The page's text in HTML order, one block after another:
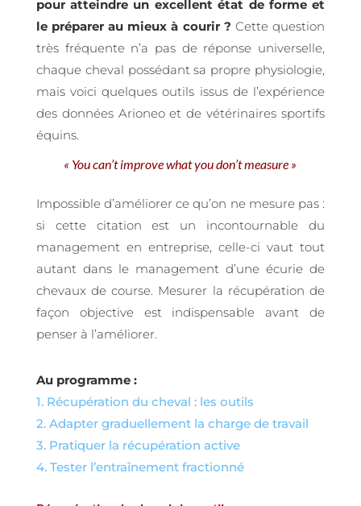
pour atteindre un excellent état de forme et
le préparer au mieux à courir ? Cette question
très fréquente n’a pas de réponse universelle,
chaque cheval possédant sa propre physiologie,
mais voici quelques outils issus de l’expérience
des données Arioneo et de vétérinaires sportifs
équins.
« You can’t improve what you don’t measure »
Impossible d’améliorer ce qu’on ne mesure pas :
si cette citation est un incontournable du
management en entreprise, celle-ci vaut tout
autant dans le management d’une écurie de
chevaux de course. Mesurer la récupération de
façon objective est indispensable avant de
penser à l’améliorer.
Au programme :
1. Récupération du cheval : les outils
2. Adapter graduellement la charge de travail
3. Pratiquer la récupération active
4. Tester l’entraînement fractionné